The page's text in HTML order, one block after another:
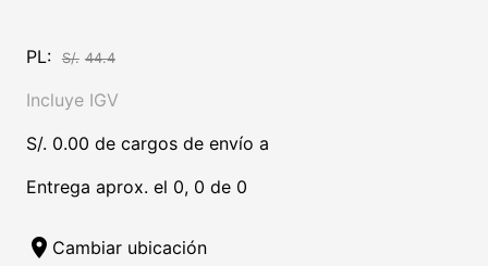
PL: S/. 44.4
Incluye IGV
S/. 0.00 de cargos de envío a
Entrega aprox. el 0, 0 de 0
location_on Cambiar ubicación